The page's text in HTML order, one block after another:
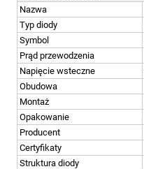
Nazwa
Typ diody
Symbol
Prąd przewodzenia
Napięcie wsteczne
Obudowa
Montaż
Opakowanie
Producent
Certyfikaty
Struktura diody